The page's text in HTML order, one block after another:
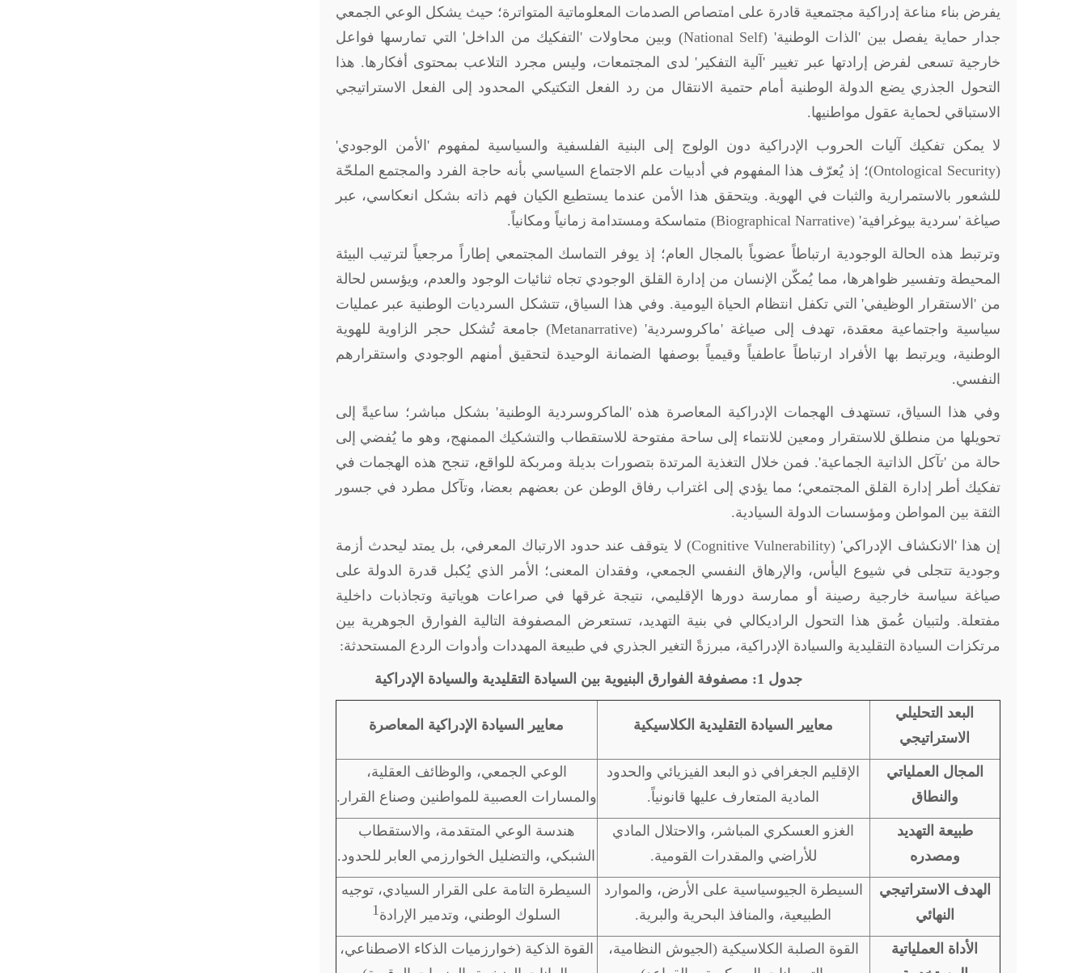
يفرض بناء مناعة إدراكية مجتمعية قادرة على امتصاص الصدمات المعلوماتية المتواترة؛ حيث يشكل الوعي الجمعي
جدار حماية يفصل بين 'الذات الوطنية' (National Self) وبين محاولات 'التفكيك من الداخل' التي تمارسها فواعل
خارجية تسعى لفرض إرادتها عبر تغيير 'آلية التفكير' لدى المجتمعات، وليس مجرد التلاعب بمحتوى أفكارها. هذا
التحول الجذري يضع الدولة الوطنية أمام حتمية الانتقال من رد الفعل التكتيكي المحدود إلى الفعل الاستراتيجي
الاستباقي لحماية عقول مواطنيها.
لا يمكن تفكيك آليات الحروب الإدراكية دون الولوج إلى البنية الفلسفية والسياسية لمفهوم 'الأمن الوجودي'
(
Ontological Security)؛ إذ يُعرّف هذا المفهوم في أدبيات علم الاجتماع السياسي بأنه حاجة الفرد والمجتمع الملحّة
للشعور بالاستمرارية والثبات في الهوية. ويتحقق هذا الأمن عندما يستطيع الكيان فهم ذاته بشكل انعكاسي، عبر
صياغة 'سردية بيوغرافية' (Biographical Narrative) متماسكة ومستدامة زمانياً ومكانياً.
وترتبط هذه الحالة الوجودية ارتباطاً عضوياً بالمجال العام؛ إذ يوفر التماسك المجتمعي إطاراً مرجعياً لترتيب البيئة
المحيطة وتفسير ظواهرها، مما يُمكّن الإنسان من إدارة القلق الوجودي تجاه ثنائيات الوجود والعدم، ويؤسس لحالة
من 'الاستقرار الوظيفي' التي تكفل انتظام الحياة اليومية. وفي هذا السياق، تتشكل السرديات الوطنية عبر عمليات
سياسية واجتماعية معقدة، تهدف إلى صياغة 'ماكروسردية' (Metanarrative) جامعة تُشكل حجر الزاوية للهوية
الوطنية، ويرتبط بها الأفراد ارتباطاً عاطفياً وقيمياً بوصفها الضمانة الوحيدة لتحقيق أمنهم الوجودي واستقرارهم
النفسي.
وفي هذا السياق، تستهدف الهجمات الإدراكية المعاصرة هذه 'الماكروسردية الوطنية' بشكل مباشر؛ ساعيةً إلى
تحويلها من منطلق للاستقرار ومعين للانتماء إلى ساحة مفتوحة للاستقطاب والتشكيك الممنهج، وهو ما يُفضي إلى
حالة من 'تآكل الذاتية الجماعية'. فمن خلال التغذية المرتدة بتصورات بديلة ومربكة للواقع، تنجح هذه الهجمات في
تفكيك أطر إدارة القلق المجتمعي؛ مما يؤدي إلى اغتراب رفاق الوطن عن بعضهم بعضا، وتآكل مطرد في جسور
الثقة بين المواطن ومؤسسات الدولة السيادية.
إن هذا 'الانكشاف الإدراكي' (Cognitive Vulnerability) لا يتوقف عند حدود الارتباك المعرفي، بل يمتد ليحدث أزمة
وجودية تتجلى في شيوع اليأس، والإرهاق النفسي الجمعي، وفقدان المعنى؛ الأمر الذي يُكبل قدرة الدولة على
صياغة سياسة خارجية رصينة أو ممارسة دورها الإقليمي، نتيجة غرقها في صراعات هوياتية وتجاذبات داخلية
مفتعلة. ولتبيان عُمق هذا التحول الراديكالي في بنية التهديد، تستعرض المصفوفة التالية الفوارق الجوهرية بين
مرتكزات السيادة التقليدية والسيادة الإدراكية، مبرزةً التغير الجذري في طبيعة المهددات وأدوات الردع المستحدثة:
جدول 1: مصفوفة الفوارق البنيوية بين السيادة التقليدية والسيادة الإدراكية
البعد التحليلي
الاستراتيجي
معايير السيادة التقليدية الكلاسيكية معايير السيادة الإدراكية المعاصرة
المجال العملياتي
والنطاق
الإقليم الجغرافي ذو البعد الفيزيائي والحدود
المادية المتعارف عليها قانونياً.
الوعي الجمعي، والوظائف العقلية،
والمسارات العصبية للمواطنين وصناع القرار.
طبيعة التهديد
ومصدره
الغزو العسكري المباشر، والاحتلال المادي
للأراضي والمقدرات القومية.
هندسة الوعي المتقدمة، والاستقطاب
الشبكي، والتضليل الخوارزمي العابر للحدود.
الهدف الاستراتيجي
النهائي
السيطرة الجيوسياسية على الأرض، والموارد
الطبيعية، والمنافذ البحرية والبرية.
السيطرة التامة على القرار السيادي، توجيه
السلوك الوطني، وتدمير الإرادة 1
الأداة العملياتية
القوة الصلبة الكلاسيكية (الجيوش النظامية،
القوة الذكية (خوارزميات الذكاء الاصطناعي،